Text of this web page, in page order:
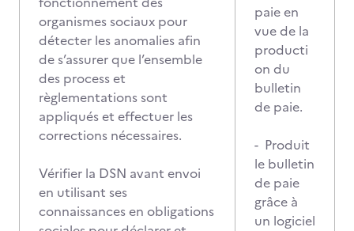
organismes sociaux pour
détecter les anomalies afin
de s’assurer que l’ensemble
des process et
règlementations sont
appliqués et effectuer les
corrections nécessaires.
Vérifier la DSN avant envoi
en utilisant ses
connaissances en obligations
paie en
vue de la
producti
on du
bulletin
de paie.
- Produit
le bulletin
de paie
grâce à
un logiciel